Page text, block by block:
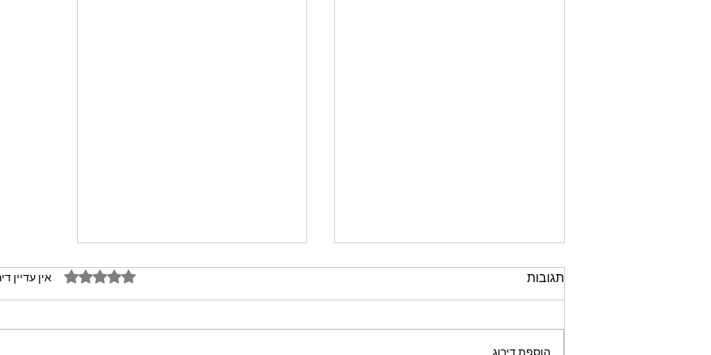
תגובות דירוג של 0 מתוך 5 כוכבים אין עדיין
הוספת דירוג